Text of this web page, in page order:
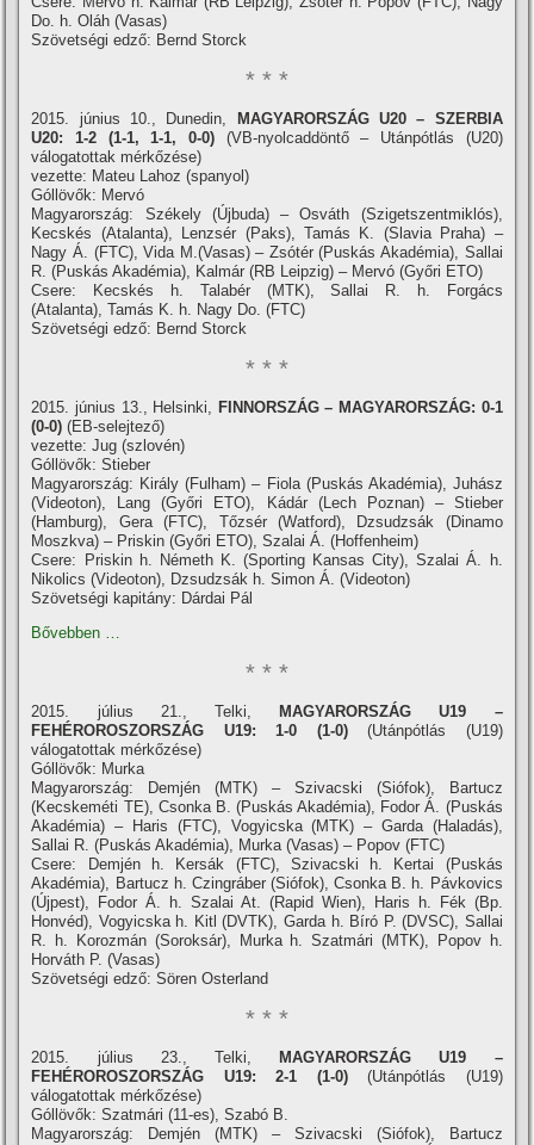
Do. h. Oláh (Vasas)
Szövetségi edző: Bernd Storck
* * *
2015. június 10., Dunedin,
MAGYARORSZÁG U20 – SZERBIA
U20: 1-2 (1-1, 1-1, 0-0) (VB-nyolcaddöntő – Utánpótlás (U20)
válogatottak mérkőzése)
vezette: Mateu Lahoz (spanyol)
Góllövők: Mervó
Magyarország: Székely (Újbuda) – Osváth (Szigetszentmiklós),
Kecskés (Atalanta), Lenzsér (Paks), Tamás K. (Slavia Praha) –
Nagy Á. (FTC), Vida M.(Vasas) – Zsótér (Puskás Akadémia), Sallai
R. (Puskás Akadémia), Kalmár (RB Leipzig) – Mervó (Győri ETO)
Csere: Kecskés h. Talabér (MTK), Sallai R. h. Forgács
(Atalanta), Tamás K. h. Nagy Do. (FTC)
Szövetségi edző: Bernd Storck
* * *
2015. június 13., Helsinki, FINNORSZÁG – MAGYARORSZÁG: 0-1
(0-0) (EB-selejtező)
vezette: Jug (szlovén)
Góllövők: Stieber
Magyarország: Király (Fulham) – Fiola (Puskás Akadémia), Juhász
(Videoton), Lang (Győri ETO), Kádár (Lech Poznan) – Stieber
(Hamburg), Gera (FTC), Tőzsér (Watford), Dzsudzsák (Dinamo
Moszkva) – Priskin (Győri ETO), Szalai Á. (Hoffenheim)
Csere: Priskin h. Németh K. (Sporting Kansas City), Szalai Á. h.
Nikolics (Videoton), Dzsudzsák h. Simon Á. (Videoton)
Szövetségi kapitány: Dárdai Pál
Bővebben …
* * *
2015. július 21., Telki,
MAGYARORSZÁG U19 –
FEHÉROROSZORSZÁG U19: 1-0 (1-0)(Utánpótlás (U19)
válogatottak mérkőzése)
Góllövők: Murka
Magyarország: Demjén (MTK) – Szivacski (Siófok), Bartucz
(Kecskeméti TE), Csonka B. (Puskás Akadémia), Fodor Á. (Puskás
Akadémia) – Haris (FTC), Vogyicska (MTK) – Garda (Haladás),
Sallai R. (Puskás Akadémia), Murka (Vasas) – Popov (FTC)
Csere: Demjén h. Kersák (FTC), Szivacski h. Kertai (Puskás
Akadémia), Bartucz h. Czingráber (Siófok), Csonka B. h. Pávkovics
(Újpest), Fodor Á. h. Szalai At. (Rapid Wien), Haris h. Fék (Bp.
Honvéd), Vogyicska h. Kitl (DVTK), Garda h. Bí­ró P. (DVSC), Sallai
R. h. Korozmán (Soroksár), Murka h. Szatmári (MTK), Popov h.
Horváth P. (Vasas)
Szövetségi edző: Sören Osterland
* * *
2015. július 23., Telki,
MAGYARORSZÁG U19 –
FEHÉROROSZORSZÁG U19: 2-1 (1-0)(Utánpótlás (U19)
válogatottak mérkőzése)
Góllövők: Szatmári (11-es), Szabó B.
Magyarország: Demjén (MTK) – Szivacski (Siófok), Bartucz